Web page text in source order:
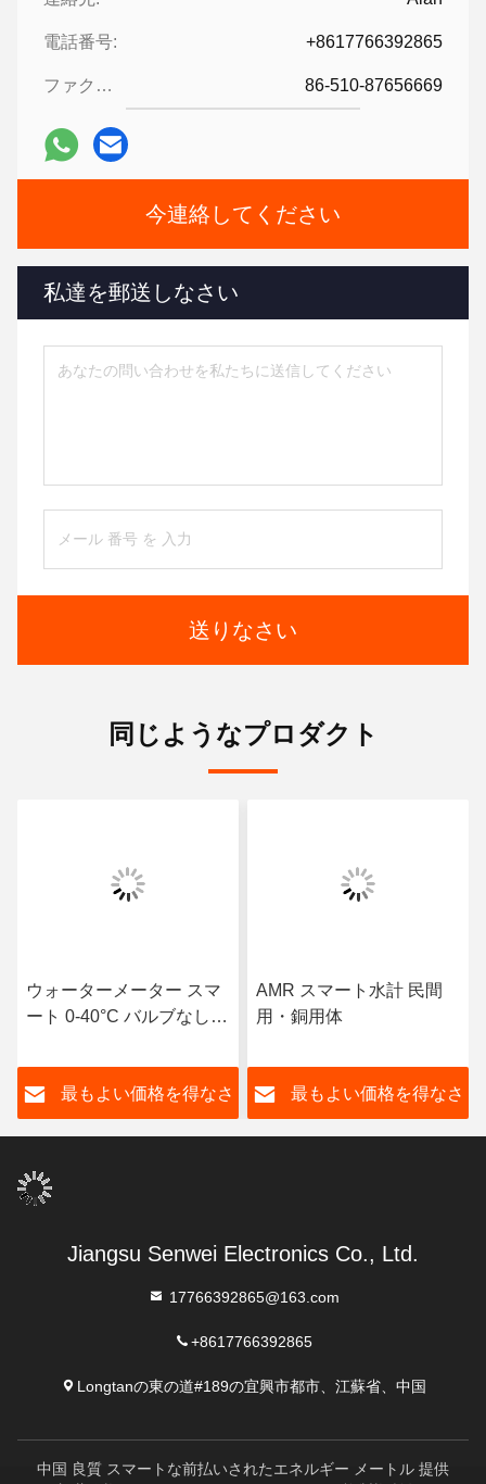
電話番号: +8617766392865
ファクシミリ: 86-510-87656669
今連絡してください
私達を郵送しなさい
送りなさい
同じようなプロダクト
ウォーターメーター スマ
ート 0-40°C バルブなしで
最もよい価格を得なさ
AMR スマート水計 民間
用・銅用体
最もよい価格を得なさ
Jiangsu Senwei Electronics Co., Ltd.
17766392865@163.com
+8617766392865
Longtanの東の道#189の宜興市都市、江蘇省、中国
中国 良質 スマートな前払いされたエネルギー メートル 提供